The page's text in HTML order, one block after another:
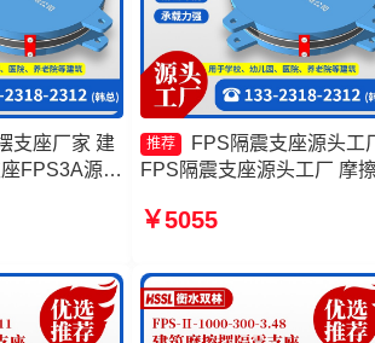
支座厂家 建
FPS3A源头
推荐
FPS隔震支座源头工
FPS隔震支座源头工厂 摩
3.81源头工厂 摩擦摆隔震
厂
￥5055